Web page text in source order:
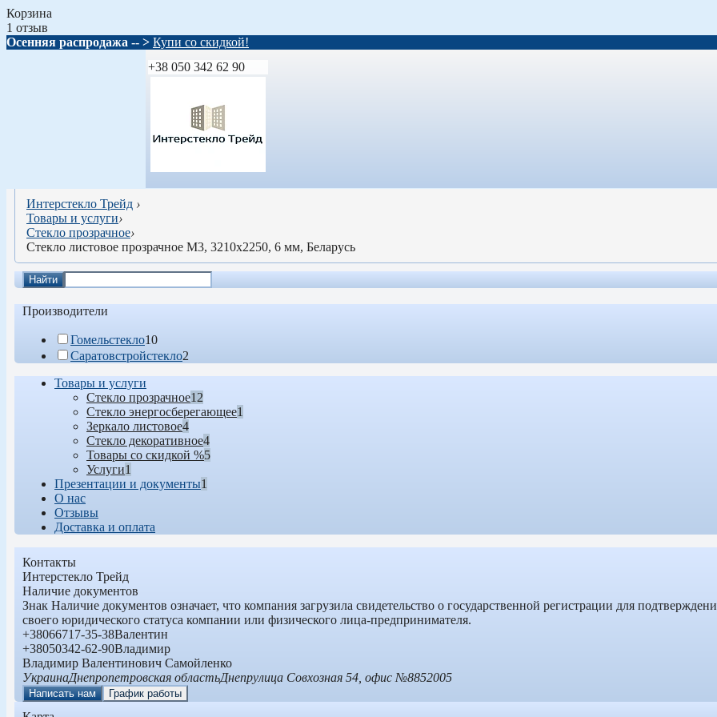
Корзина
1 отзыв
Осенняя распродажа -- > Купи со скидкой!
+38 050 342 62 90
Интерстекло Трейд ›
Товары и услуги›
Стекло прозрачное›
Стекло листовое прозрачное М3, 3210х2250, 6 мм, Беларусь
Найти
Производители
Гомельстекло10
Саратовстройстекло2
Товары и услуги
Стекло прозрачное12
Стекло энергосберегающее1
Зеркало листовое4
Стекло декоративное4
Товары со скидкой %5
Услуги1
Презентации и документы1
О нас
Отзывы
Доставка и оплата
Контакты
Интерстекло Трейд
Наличие документов
Знак Наличие документов означает, что компания загрузила свидетельство о государственной регистрации для
своего юридического статуса компании или физического лица-предпринимателя.
+38066717-35-38Валентин
+38050342-62-90Владимир
Владимир Валентинович Самойленко
УкраинаДнепропетровская областьДнепрулица Совхозная 54, офис №8852005
Написать нам График работы